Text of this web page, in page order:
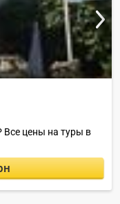
цены на туры в